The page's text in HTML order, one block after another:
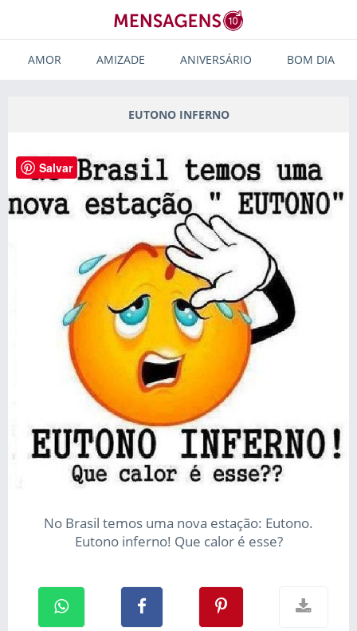
AMOR AMIZADE ANIVERSÁRIO BOM DIA
EUTONO INFERNO
No Brasil temos uma nova estação: Eutono.
Eutono inferno! Que calor é esse?
Salvar